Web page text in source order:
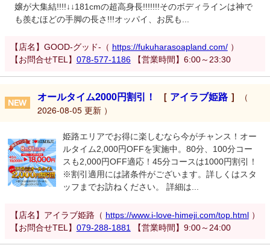
嬢が大集結!!!!↓↓181cmの超高身長!!!!!!!そのボディラインは神で
も羨むほどの手脚の長さ!!!オッパイ、お尻も...
【店名】GOOD-グッド-（ https://fukuharasoapland.com/）
【お問合せTEL】 078-577-1186【営業時間】6:00～23:30
オールタイム2000円割引！ ［ アイラブ姫路 ］
（
2026-08-05 更新 ）
姫路エリアでお得に楽しむなら今がチャンス！オー
ルタイム2,000円OFFを実施中。80分、100分コー
スも2,000円OFF適応！45分コースは1000円割引！
※割引適用には諸条件がございます。詳しくはスタ
ッフまでお訪ねください。 詳細は...
【店名】アイラブ姫路（ https://www.i-love-himeji.com/top.html）
【お問合せTEL】 079-288-1881 【営業時間】9:00～24:00